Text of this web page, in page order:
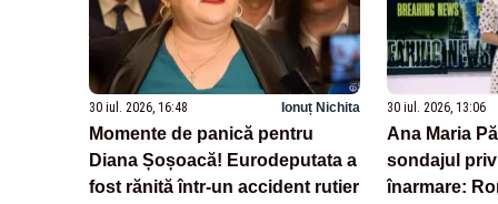
30 iul. 2026, 16:48 Ionuț Nichita
Momente de panică pentru
Diana Șoșoacă! Eurodeputata a
fost rănită într-un accident rutier
30 iul. 2026, 13:06
Ana Maria
sondajul
înarmare: